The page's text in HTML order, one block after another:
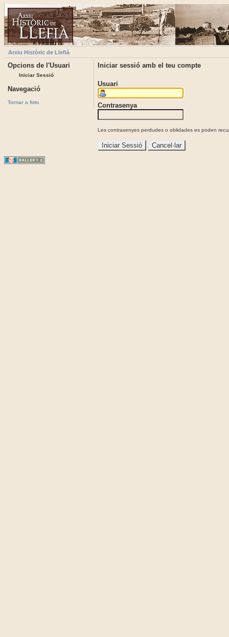
Arxiu Històric de Llefià
Opcions de l'Usuari
Iniciar Sessió
Navegació
Tornar a foto
Iniciar sessió amb el teu compte
Usuari
Contrasenya
Les contrasenyes perdudes o oblidades es poden